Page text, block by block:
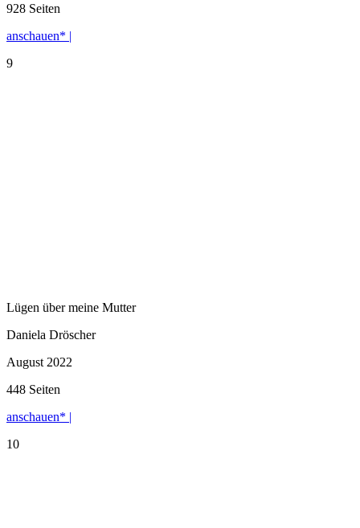
928 Seiten
anschauen* |
9
Lügen über meine Mutter
Daniela Dröscher
August 2022
448 Seiten
anschauen* |
10